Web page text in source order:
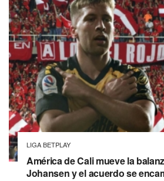
LIGA BETPLAY
América de Cali mueve la
Johansen y el acuerdo se